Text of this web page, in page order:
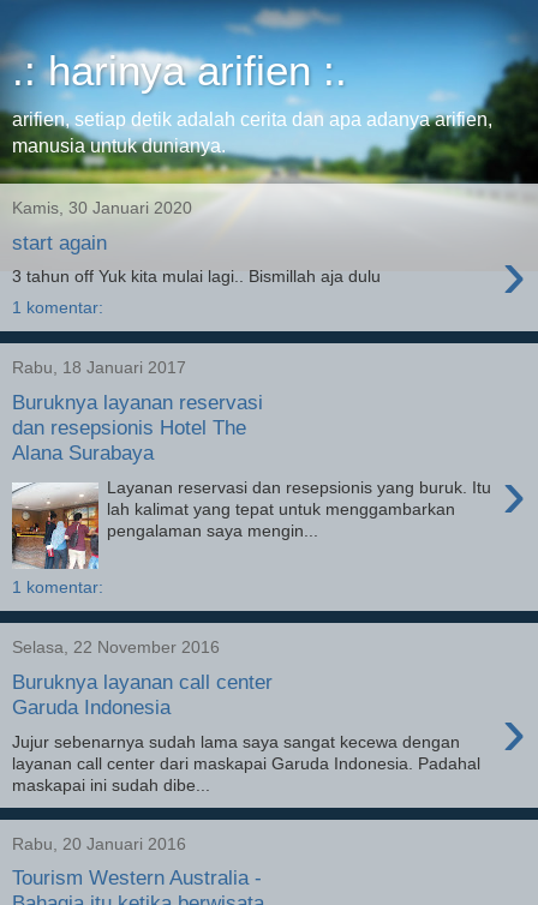
.: harinya arifien :.
arifien, setiap detik adalah cerita dan apa adanya arifien,
manusia untuk dunianya.
Kamis, 30 Januari 2020
start again ›
3 tahun off Yuk kita mulai lagi.. Bismillah aja dulu
1 komentar:
Rabu, 18 Januari 2017
Buruknya layanan reservasi
dan resepsionis Hotel The
Alana Surabaya
›
Layanan reservasi dan resepsionis yang buruk. Itu
lah kalimat yang tepat untuk menggambarkan
pengalaman saya mengin...
1 komentar:
Selasa, 22 November 2016
Buruknya layanan call center
Garuda Indonesia
›
Jujur sebenarnya sudah lama saya sangat kecewa dengan
layanan call center dari maskapai Garuda Indonesia. Padahal
maskapai ini sudah dibe...
Rabu, 20 Januari 2016
Tourism Western Australia -